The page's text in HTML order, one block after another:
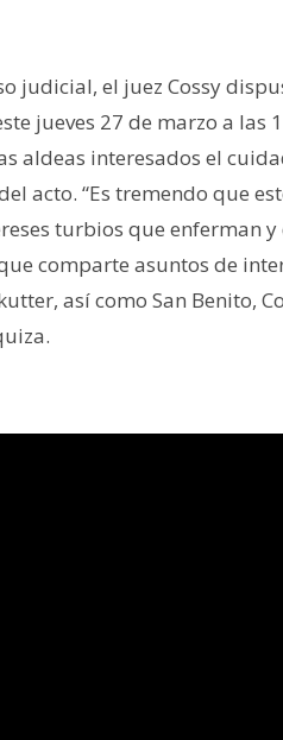
judicial, el juez Cossy
jueves 27 de marzo a las
aldeas interesados el
acto. “Es tremendo que
turbios que enferman y
comparte asuntos de
así como San Benito,